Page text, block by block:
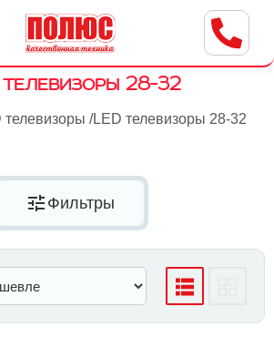
Центр бытовой техники
г. Ульяновск, ул. Пушкарева, 8a
телевизоры 28-32
телевизоры /LED телевизоры 28-32
tune Фильтры